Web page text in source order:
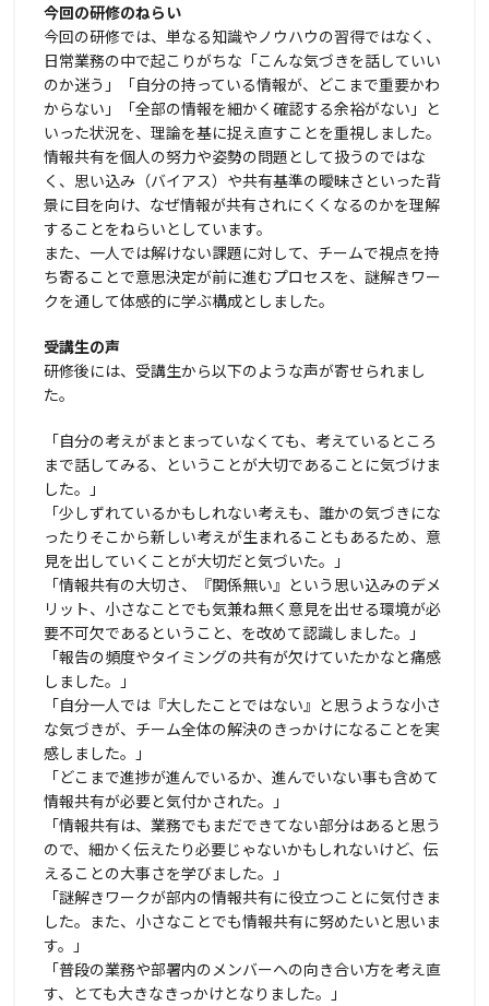
今回の研修のねらい
今回の研修では、単なる知識やノウハウの習得ではなく、
日常業務の中で起こりがちな「こんな気づきを話していい
のか迷う」「自分の持っている情報が、どこまで重要かわ
からない」「全部の情報を細かく確認する余裕がない」と
いった状況を、理論を基に捉え直すことを重視しました。
情報共有を個人の努力や姿勢の問題として扱うのではな
く、思い込み（バイアス）や共有基準の曖昧さといった背
景に目を向け、なぜ情報が共有されにくくなるのかを理解
することをねらいとしています。
また、一人では解けない課題に対して、チームで視点を持
ち寄ることで意思決定が前に進むプロセスを、謎解きワー
クを通して体感的に学ぶ構成としました。
受講生の声
研修後には、受講生から以下のような声が寄せられまし
た。
「自分の考えがまとまっていなくても、考えているところ
まで話してみる、ということが大切であることに気づけま
した。」
「少しずれているかもしれない考えも、誰かの気づきにな
ったりそこから新しい考えが生まれることもあるため、意
見を出していくことが大切だと気づいた。」
「情報共有の大切さ、『関係無い』という思い込みのデメ
リット、小さなことでも気兼ね無く意見を出せる環境が必
要不可欠であるということ、を改めて認識しました。」
「報告の頻度やタイミングの共有が欠けていたかなと痛感
しました。」
「自分一人では『大したことではない』と思うような小さ
な気づきが、チーム全体の解決のきっかけになることを実
感しました。」
「どこまで進捗が進んでいるか、進んでいない事も含めて
情報共有が必要と気付かされた。」
「情報共有は、業務でもまだできてない部分はあると思う
ので、細かく伝えたり必要じゃないかもしれないけど、伝
えることの大事さを学びました。」
「謎解きワークが部内の情報共有に役立つことに気付きま
した。また、小さなことでも情報共有に努めたいと思いま
す。」
「普段の業務や部署内のメンバーへの向き合い方を考え直
す、とても大きなきっかけとなりました。」